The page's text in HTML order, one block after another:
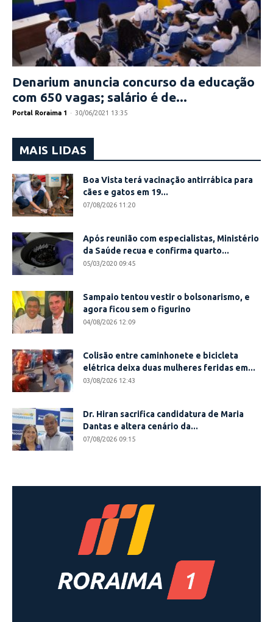
Denarium anuncia concurso da educação
com 650 vagas; salário é de...
Portal Roraima 1 - 30/06/2021 13:35
MAIS LIDAS
Boa Vista terá vacinação antirrábica para
cães e gatos em 19...
07/08/2026 11:20
Após reunião com especialistas, Ministério
da Saúde recua e confirma quarto...
05/03/2020 09:45
Sampaio tentou vestir o bolsonarismo, e
agora ficou sem o figurino
04/08/2026 12:09
Colisão entre caminhonete e bicicleta
elétrica deixa duas mulheres feridas em...
03/08/2026 12:43
Dr. Hiran sacrifica candidatura de Maria
Dantas e altera cenário da...
07/08/2026 09:15